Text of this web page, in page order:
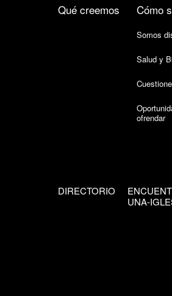
Qué creemos Cómo
Somos
Salud y
ofrendar
DIRECTORIO
UNA-